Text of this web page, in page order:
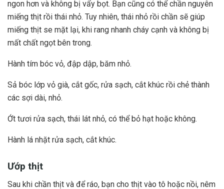
ngon hơn và không bị vẩy bọt. Bạn cũng có thể chần nguyên
miếng thịt rồi thái nhỏ. Tuy nhiên, thái nhỏ rồi chần sẽ giúp
miếng thịt se mặt lại, khi rang nhanh cháy cạnh và không bị
mất chất ngọt bên trong.
Hành tím bóc vỏ, đập dập, băm nhỏ.
Sả bóc lớp vỏ già, cắt gốc, rửa sạch, cắt khúc rồi chẻ thành
các sợi dài, nhỏ.
Ớt tươi rửa sạch, thái lát nhỏ, có thể bỏ hạt hoặc không.
Hành lá nhặt rửa sạch, cắt khúc.
Ướp thịt
Sau khi chần thịt và để ráo, bạn cho thịt vào tô hoặc nồi, nêm